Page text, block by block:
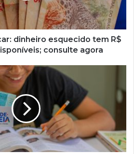
dinheiro esquecido tem R$
consulte agora